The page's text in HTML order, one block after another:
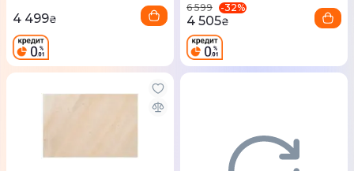
4 499₴
6 599
-32%
4 505₴